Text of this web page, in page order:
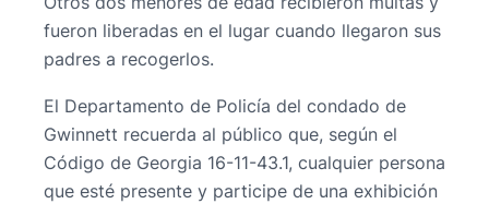
fueron liberadas en el lugar cuando llegaron sus
padres a recogerlos.
El Departamento de Policía del condado de
Gwinnett recuerda al público que, según el
Código de Georgia 16-11-43.1, cualquier persona
que esté presente y participe de una exhibición